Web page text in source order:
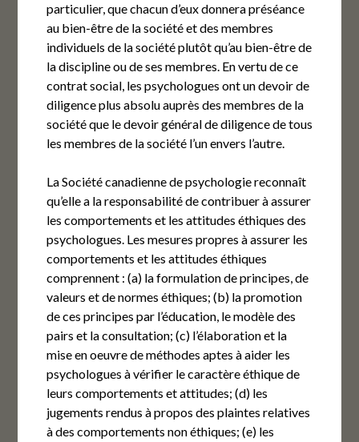
particulier, que chacun d’eux donnera préséance
au bien-être de la société et des membres
individuels de la société plutôt qu’au bien-être de
la discipline ou de ses membres. En vertu de ce
contrat social, les psychologues ont un devoir de
diligence plus absolu auprès des membres de la
société que le devoir général de diligence de tous
les membres de la société l’un envers l’autre.
La Société canadienne de psychologie reconnaît
qu’elle a la responsabilité de contribuer à assurer
les comportements et les attitudes éthiques des
psychologues. Les mesures propres à assurer les
comportements et les attitudes éthiques
comprennent : (a) la formulation de principes, de
valeurs et de normes éthiques; (b) la promotion
de ces principes par l’éducation, le modèle des
pairs et la consultation; (c) l’élaboration et la
mise en oeuvre de méthodes aptes à aider les
psychologues à vérifier le caractère éthique de
leurs comportements et attitudes; (d) les
jugements rendus à propos des plaintes relatives
à des comportements non éthiques; (e) les